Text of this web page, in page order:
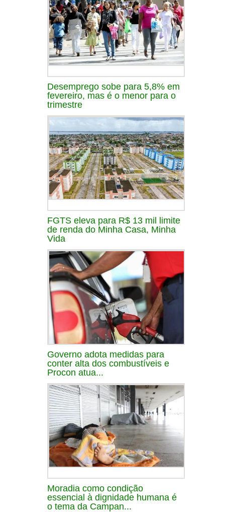
Desemprego sobe para 5,8% em
fevereiro, mas é o menor para o
trimestre
FGTS eleva para R$ 13 mil limite
de renda do Minha Casa, Minha
Vida
Governo adota medidas para
conter alta dos combustíveis e
Procon atua...
Moradia como condição
essencial à dignidade humana é
o tema da Campan...